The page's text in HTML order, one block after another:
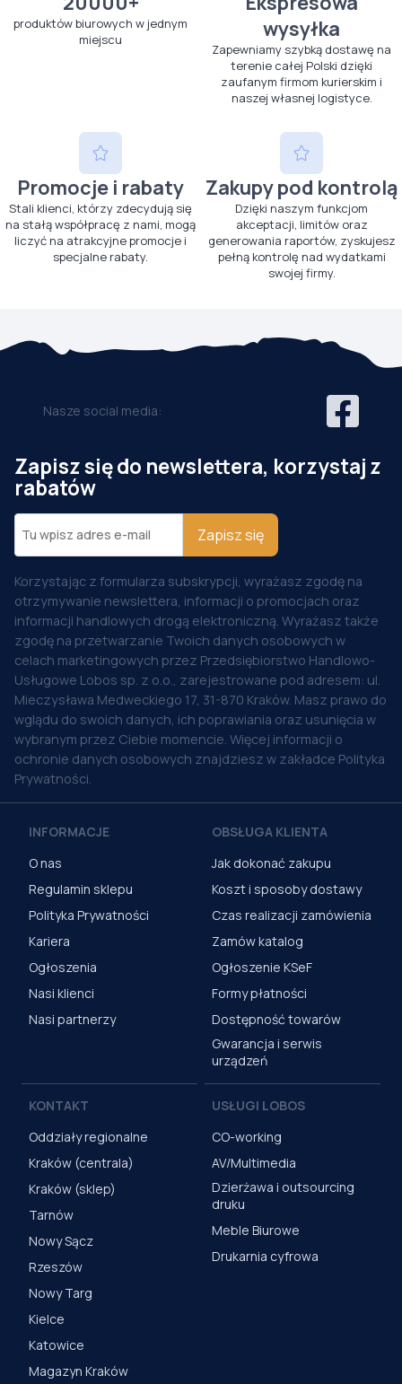
produktów biurowych w jednym
miejscu
wysyłka
Zapewniamy szybką dostawę na
terenie całej Polski dzięki
zaufanym firmom kurierskim i
naszej własnej logistyce.
Promocje i rabaty
Stali klienci, którzy zdecydują się
na stałą współpracę z nami, mogą
liczyć na atrakcyjne promocje i
specjalne rabaty.
Zakupy pod kontrolą
Dzięki naszym funkcjom
akceptacji, limitów oraz
generowania raportów, zyskujesz
pełną kontrolę nad wydatkami
swojej firmy.
Nasze social media:
Zapisz się do newslettera, korzystaj z
rabatów
Zapisz się
Korzystając z formularza subskrypcji, wyrażasz zgodę na
otrzymywanie newslettera, informacji o promocjach oraz
informacji handlowych drogą elektroniczną. Wyrażasz także
zgodę na przetwarzanie Twoich danych osobowych w
celach marketingowych przez Przedsiębiorstwo Handlowo-
Usługowe Lobos sp. z o.o., zarejestrowane pod adresem: ul.
Mieczysława Medweckiego 17, 31-870 Kraków. Masz prawo do
wglądu do swoich danych, ich poprawiania oraz usunięcia w
wybranym przez Ciebie momencie. Więcej informacji o
ochronie danych osobowych znajdziesz w zakładce Polityka
Prywatności.
INFORMACJE
O nas
Regulamin sklepu
Polityka Prywatności
Kariera
Ogłoszenia
Nasi klienci
Nasi partnerzy
OBSŁUGA KLIENTA
Jak dokonać zakupu
Koszt i sposoby dostawy
Czas realizacji zamówienia
Zamów katalog
Ogłoszenie KSeF
Formy płatności
Dostępność towarów
Gwarancja i serwis
urządzeń
KONTAKT
Oddziały regionalne
Kraków (centrala)
Kraków (sklep)
Tarnów
Nowy Sącz
Rzeszów
Nowy Targ
Kielce
Katowice
Magazyn Kraków
USŁUGI LOBOS
CO-working
AV/Multimedia
Dzierżawa i outsourcing
druku
Meble Biurowe
Drukarnia cyfrowa